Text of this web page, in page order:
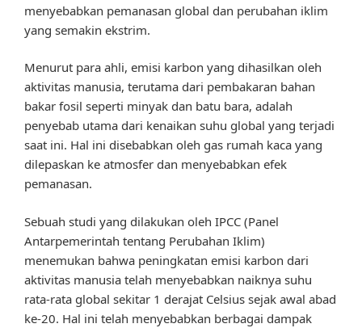
menyebabkan pemanasan global dan perubahan iklim
yang semakin ekstrim.
Menurut para ahli, emisi karbon yang dihasilkan oleh
aktivitas manusia, terutama dari pembakaran bahan
bakar fosil seperti minyak dan batu bara, adalah
penyebab utama dari kenaikan suhu global yang terjadi
saat ini. Hal ini disebabkan oleh gas rumah kaca yang
dilepaskan ke atmosfer dan menyebabkan efek
pemanasan.
Sebuah studi yang dilakukan oleh IPCC (Panel
Antarpemerintah tentang Perubahan Iklim)
menemukan bahwa peningkatan emisi karbon dari
aktivitas manusia telah menyebabkan naiknya suhu
rata-rata global sekitar 1 derajat Celsius sejak awal abad
ke-20. Hal ini telah menyebabkan berbagai dampak